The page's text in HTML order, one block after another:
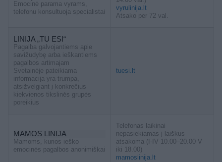
Emocinė parama vyrams,
telefonu konsultuoja specialistai
vyrulinija.lt
Atsako per 72 val.
LINIJA „TU ESI“
Pagalba galvojantiems apie
savižudybę arba ieškantiems
pagalbos artimajam
Svetainėje pateikiama
informacija yra trumpa,
atsižvelgiant į konkrečius
kiekvienos tikslinės grupės
poreikius
tuesi.lt
MAMOS LINIJA
Mamoms, kurios ieško
emocinės pagalbos anonimiškai
Telefonas laikinai
nepasiekiamas į laiškus
atsakoma (I-IV 10.00–20.00 V
iki 18.00)
mamoslinija.lt